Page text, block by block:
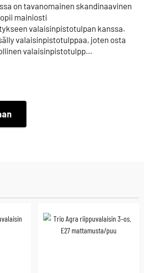
on tavanomainen skandinaavinen
mainiosti
valaisinpistotulpan kanssa.
valaisinpistotulppaa, joten osta
valaisinpistotulpp…